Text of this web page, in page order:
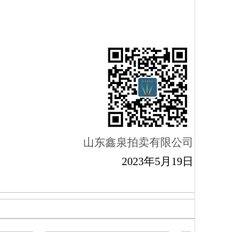
山东鑫泉拍卖有限公司
2023年5月19日